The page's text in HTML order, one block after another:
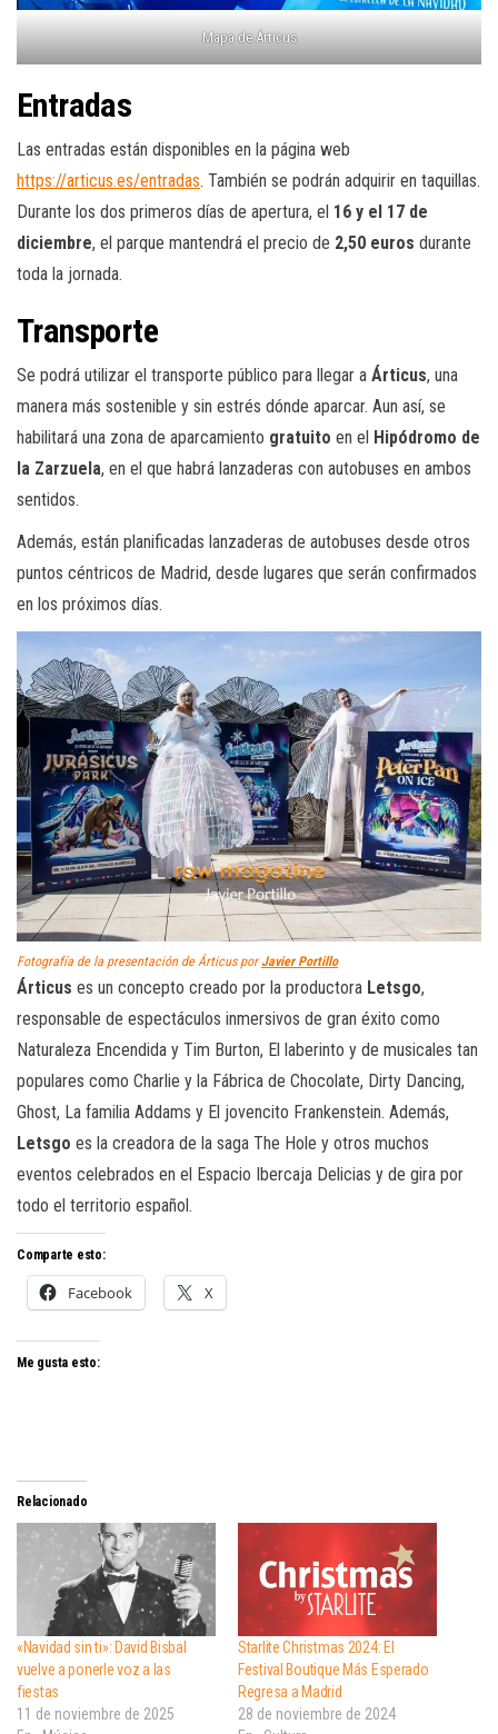
Mapa de Árticus
Entradas
Las entradas están disponibles en la página web
https://articus.es/entradas. También se podrán adquirir en taquillas.
Durante los dos primeros días de apertura, el 16 y el 17 de
diciembre, el parque mantendrá el precio de 2,50 euros durante
toda la jornada.
Transporte
Se podrá utilizar el transporte público para llegar a Árticus, una
manera más sostenible y sin estrés dónde aparcar. Aun así, se
habilitará una zona de aparcamiento gratuito en el Hipódromo de
la Zarzuela, en el que habrá lanzaderas con autobuses en ambos
sentidos.
Además, están planificadas lanzaderas de autobuses desde otros
puntos céntricos de Madrid, desde lugares que serán confirmados
en los próximos días.
Fotografía de la presentación de Árticus por Javier Portillo
Árticus es un concepto creado por la productora Letsgo,
responsable de espectáculos inmersivos de gran éxito como
Naturaleza Encendida y Tim Burton, El laberinto y de musicales tan
populares como Charlie y la Fábrica de Chocolate, Dirty Dancing,
Ghost, La familia Addams y El jovencito Frankenstein. Además,
Letsgo es la creadora de la saga The Hole y otros muchos
eventos celebrados en el Espacio Ibercaja Delicias y de gira por
todo el territorio español.
Comparte esto:
Facebook X
Me gusta esto:
Relacionado
«Navidad sin ti»: David Bisbal
vuelve a ponerle voz a las
fiestas
11 de noviembre de 2025
Starlite Christmas 2024: El
Festival Boutique Más Esperado
Regresa a Madrid
28 de noviembre de 2024